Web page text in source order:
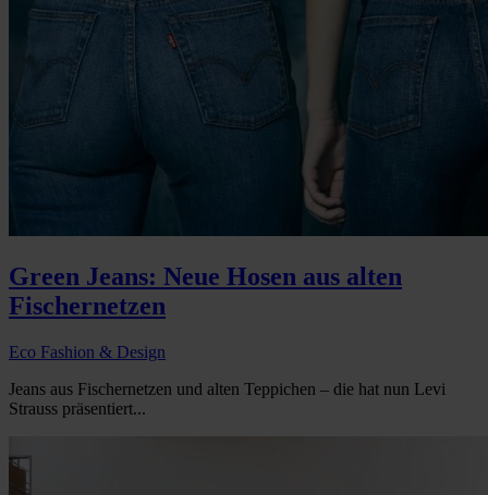
Green Jeans: Neue Hosen aus alten
Fischernetzen
Eco Fashion & Design
Jeans aus Fischernetzen und alten Teppichen – die hat nun Levi
Strauss präsentiert...